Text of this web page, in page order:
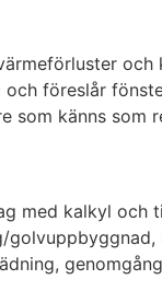
föreslår
känns som
med kalkyl och